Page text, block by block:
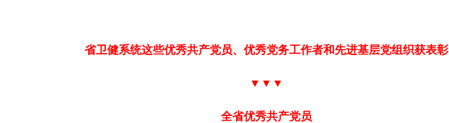
省卫健系统这些优秀共产党员、优秀党务工作者和先进基层党组织获表彰
▼▼▼
全省优秀共产党员